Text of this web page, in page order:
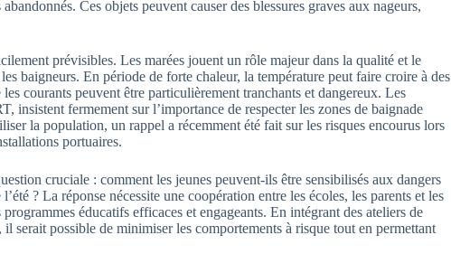
Ces objets peuvent causer des blessures graves aux nageurs,
prévisibles. Les marées jouent un rôle majeur dans la qualité et le
baigneurs. En période de forte chaleur, la température peut faire croire à des
courants peuvent être particulièrement tranchants et dangereux. Les
insistent fermement sur l’importance de respecter les zones de baignade
la population, un rappel a récemment été fait sur les risques encourus lors
portuaires.
cruciale : comment les jeunes peuvent-ils être sensibilisés aux dangers
? La réponse nécessite une coopération entre les écoles, les parents et les
éducatifs efficaces et engageants. En intégrant des ateliers de
serait possible de minimiser les comportements à risque tout en permettant